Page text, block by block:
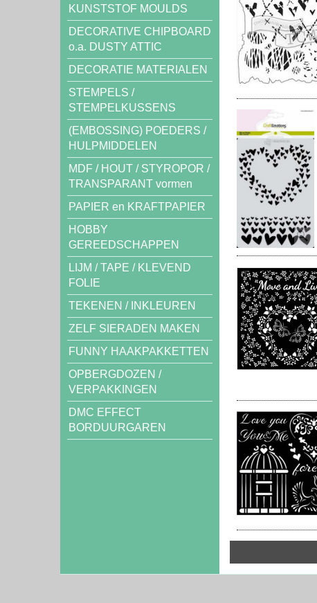
KUNSTSTOF MOULDS
DECORATIVE CHIPBOARD
o.a. DUSTY ATTIC
DECORATIE MATERIALEN
STEMPELS /
STEMPELKUSSENS
(EMBOSSING) POEDERS /
HULPMIDDELEN
MDF / HOUT / STYROPOR /
TRANSPARANT vormen
PAPIER en KRAFTPAPIER
HOBBY
GEREEDSCHAPPEN
LIJM / TAPE / KLEVEND
FOLIE
TEKENEN / INKLEUREN
ZELF SIERADEN MAKEN
FUNNY HAAKPAKKETTEN
OPBERGDOZEN /
VERPAKKINGEN
DMC EFFECT
BORDUURGAREN